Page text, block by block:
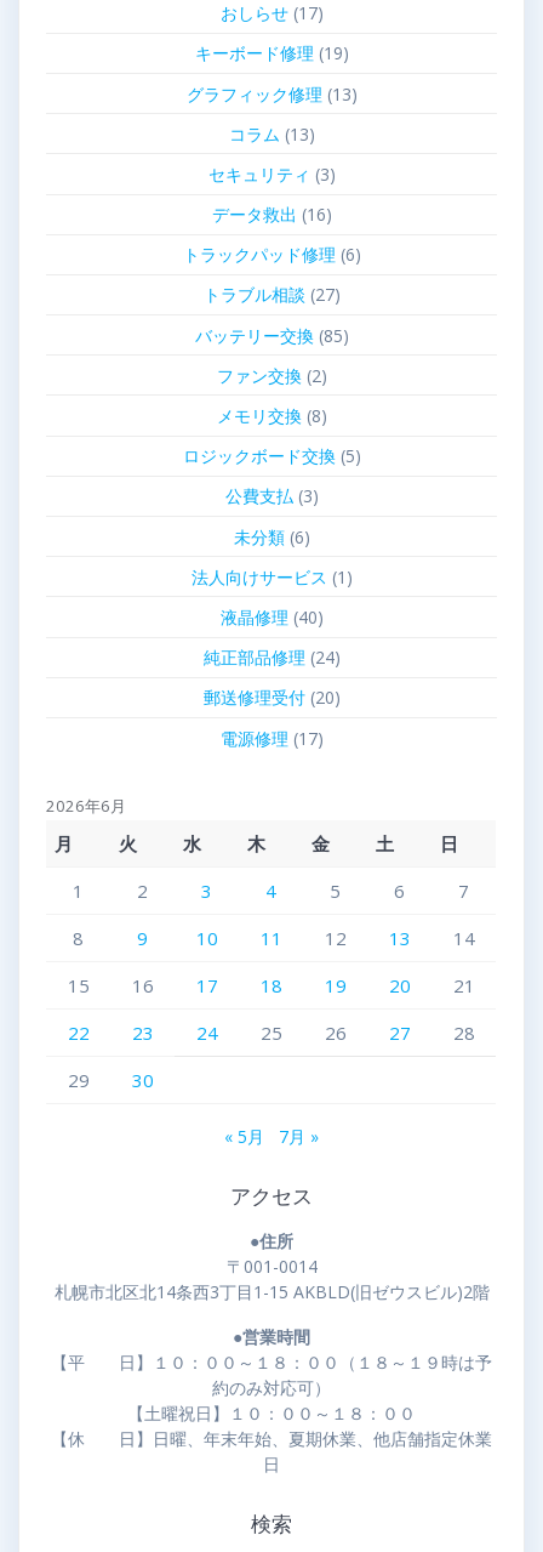
おしらせ(17)
キーボード修理 (19)
グラフィック修理 (13)
コラム (13)
セキュリティ (3)
データ救出 (16)
トラックパッド修理 (6)
トラブル相談 (27)
バッテリー交換(85)
ファン交換(2)
メモリ交換(8)
ロジックボード交換(5)
公費支払(3)
未分類(6)
法人向けサービス (1)
液晶修理 (40)
純正部品修理 (24)
郵送修理受付(20)
電源修理 (17)
2026年6月
月 火 水 木 金 土
日
1
2 3 4 5 6
7
8
9 10 11 12 13
14
15
16 17 18 19 20
21
22
23 24 25 26 27
28
29
30
« 5月 7月 »
アクセス
●住所
〒001-0014
札幌市北区北14条西3丁目1-15 AKBLD(旧ゼウスビル)2階
●営業時間
【平 日】１０：００～１８：００（１８～１９時は予
約のみ対応可）
【土曜祝日】１０：００～１８：００
【休 日】日曜、年末年始、夏期休業、他店舗指定休業
日
検索